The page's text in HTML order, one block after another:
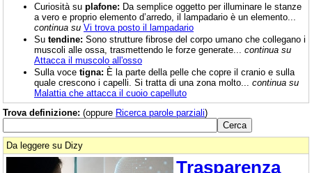
Curiosità su plafone: Da semplice oggetto per illuminare le stanze
a vero e proprio elemento d’arredo, il lampadario è un elemento...
continua su Vi trova posto il lampadario
Su tendine: Sono strutture fibrose del corpo umano che collegano i
muscoli alle ossa, trasmettendo le forze generate... continua su
Attacca il muscolo all'osso
Sulla voce tigna: È la parte della pelle che copre il cranio e sulla
quale crescono i capelli. Si tratta di una zona molto... continua su
Malattia che attacca il cuoio capelluto
Trova definizione: (oppure Ricerca parole parziali)
Da leggere su Dizy
Trasparenza